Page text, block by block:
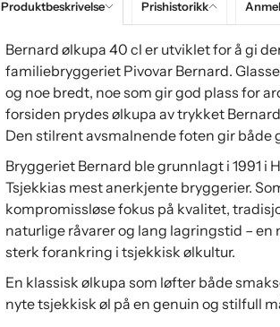
Produktbeskrivelse Prishistorikk
Bernard ølkupa 40 cl er utviklet for å gi
familiebryggeriet Pivovar Bernard.
og noe bredt, noe som gir god plass for
forsiden prydes ølkupa av trykket
Den stilrent avsmalnende foten gir
Bryggeriet Bernard ble grunnlagt i 1991 i
Tsjekkias mest anerkjente bryggerier.
kompromissløse fokus på kvalitet,
naturlige råvarer og lang lagringstid –
sterk forankring i tsjekkisk ølkultur.
En klassisk ølkupa som løfter både
nyte tsjekkisk øl på en genuin og stilfull